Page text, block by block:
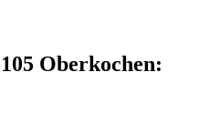
Oberkochen: